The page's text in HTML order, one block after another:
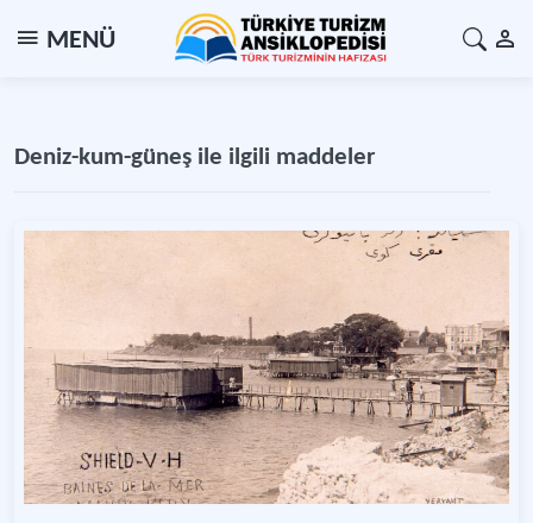
MENÜ
Deniz-kum-güneş ile ilgili maddeler